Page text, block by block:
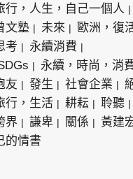
行，人生，自己一個人
文塾 未來
歐洲，復
考
永續消費
永續，時尚，消
友 發生 社會企業
行，生活
耕耘 聆聽
界
謙卑 關係
黃建
的情書